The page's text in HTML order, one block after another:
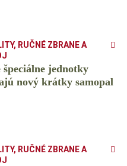
, RUČNÉ ZBRANE A
špeciálne jednotky
nový krátky samopal
, RUČNÉ ZBRANE A